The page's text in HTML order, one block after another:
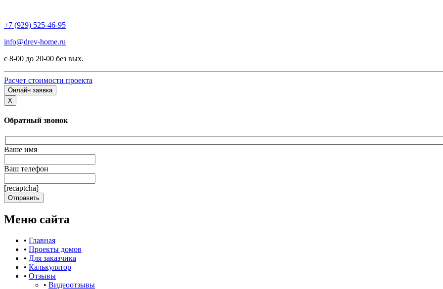
+7 (929) 525-46-95
info@drev-home.ru
с 8-00 до 20-00 без вых.
Расчет стоимости проекта
Онлайн заявка
X
Обратный звонок
Ваше имя
Ваш телефон
[recaptcha]
Меню сайта
• Главная
• Проекты домов
• Для заказчика
• Калькулятор
• Отзывы
• Видеоотзывы